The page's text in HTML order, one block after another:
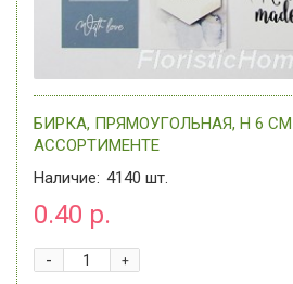
БИРКА, ПРЯМОУГОЛЬНАЯ, H 6 СМ
АССОРТИМЕНТЕ
Наличие: 4140 шт.
0.40 р.
+
-